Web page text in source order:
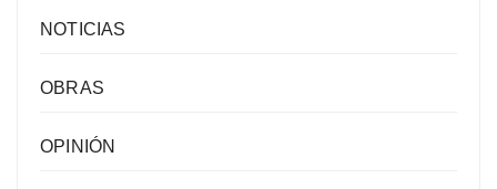
NOTICIAS
OBRAS
OPINIÓN